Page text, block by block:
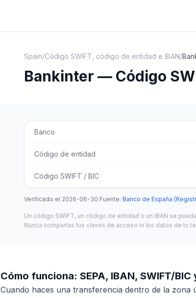
Spain/Código SWIFT, código de entidad e IBAN/
Bankinter — Código
Banco
Código de entidad
Código SWIFT / BIC
Verificado el 2026-06-30·Fuente: Banco de España
Un código SWIFT, un código de entidad o un IBAN se
Nunca compartas tus claves de acceso ni los datos de tu
Cómo funciona: SEPA, IBAN, SWIFT/
Cuando haces una transferencia dentro de la zona